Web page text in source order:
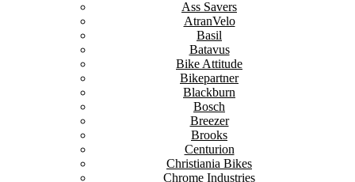
Ass Savers
AtranVelo
Basil
Batavus
Bike Attitude
Bikepartner
Blackburn
Bosch
Breezer
Brooks
Centurion
Christiania Bikes
Chrome Industries